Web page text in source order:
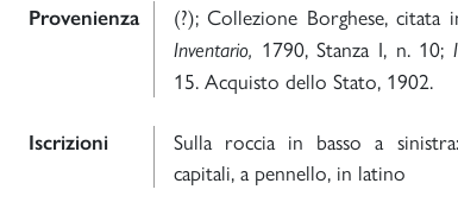
Provenienza (?); Collezione Borghese, citata
Inventario, 1790, Stanza I, n. 10;
15. Acquisto dello Stato, 1902.
Iscrizioni
Sulla roccia in basso a
capitali, a pennello, in latino